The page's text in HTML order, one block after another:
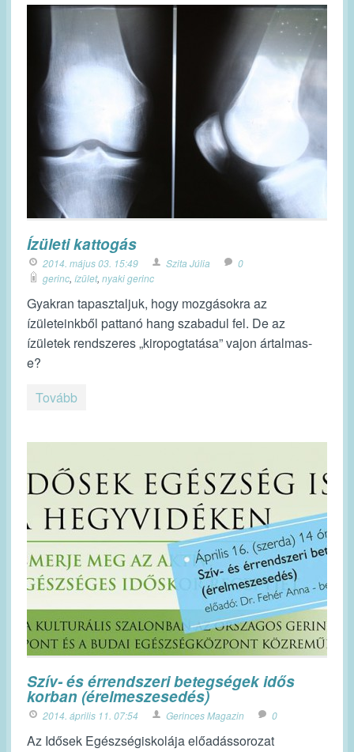
Ízületi kattogás
2014. május 03. 15:49 Szita Júlia
0
gerinc, ízület, nyaki gerinc
Gyakran tapasztaljuk, hogy mozgásokra az
ízületeinkből pattanó hang szabadul fel. De az
ízületek rendszeres „kiropogtatása” vajon ártalmas-
e?
Tovább
Szív- és érrendszeri betegségek idős
korban (érelmeszesedés)
2014. április 11. 07:54 Gerinces Magazin 0
Az Idősek Egészségiskolája előadássorozat